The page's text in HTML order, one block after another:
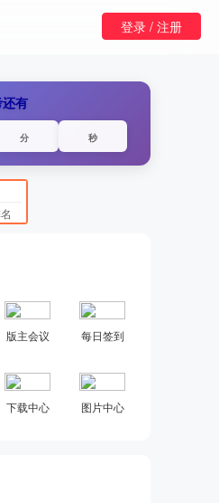
登录 / 注册
有
分 秒
版主会议 每日签到
下载中心 图片中心